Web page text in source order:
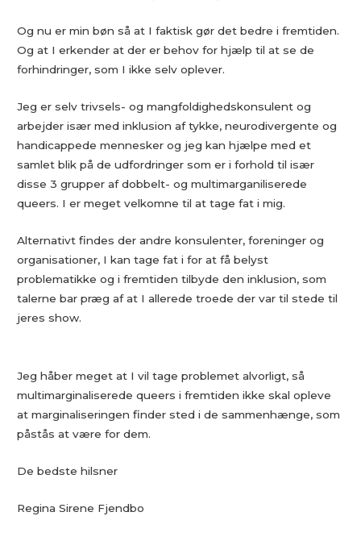
Og nu er min bøn så at I faktisk gør det bedre i fremtiden.
Og at I erkender at der er behov for hjælp til at se de
forhindringer, som I ikke selv oplever.
Jeg er selv trivsels- og mangfoldighedskonsulent og
arbejder især med inklusion af tykke, neurodivergente og
handicappede mennesker og jeg kan hjælpe med et
samlet blik på de udfordringer som er i forhold til især
disse 3 grupper af dobbelt- og multimarganiliserede
queers. I er meget velkomne til at tage fat i mig.
Alternativt findes der andre konsulenter, foreninger og
organisationer, I kan tage fat i for at få belyst
problematikke og i fremtiden tilbyde den inklusion, som
talerne bar præg af at I allerede troede der var til stede til
jeres show.
Jeg håber meget at I vil tage problemet alvorligt, så
multimarginaliserede queers i fremtiden ikke skal opleve
at marginaliseringen finder sted i de sammenhænge, som
påstås at være for dem.
De bedste hilsner
Regina Sirene Fjendbo